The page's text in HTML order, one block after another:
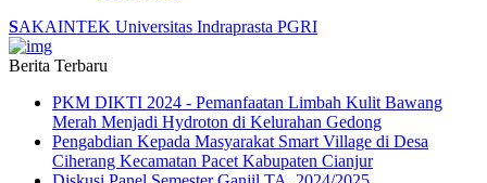
SAKAINTEK Universitas Indraprasta PGRI
Berita Terbaru
PKM DIKTI 2024 - Pemanfaatan Limbah Kulit Bawang
Merah Menjadi Hydroton di Kelurahan Gedong
Pengabdian Kepada Masyarakat Smart Village di Desa
Ciherang Kecamatan Pacet Kabupaten Cianjur